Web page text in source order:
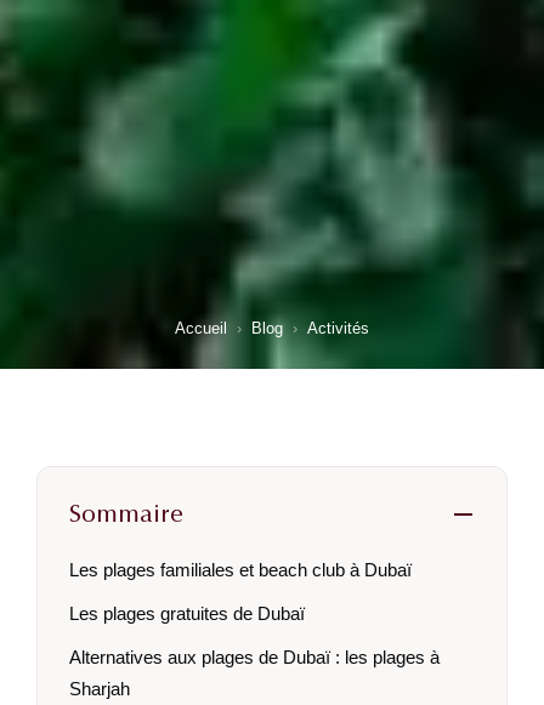
Accueil › Blog › Activités
Sommaire
Les plages familiales et beach club à Dubaï
Les plages gratuites de Dubaï
Alternatives aux plages de Dubaï : les plages à
Sharjah